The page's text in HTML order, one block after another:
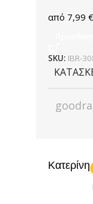
7,99 €
SKU: IBR-
Κατερίνη